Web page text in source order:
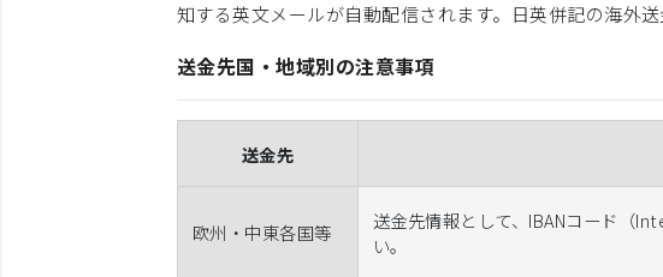
知する英文メールが自動配信されます。日英併記の海外
送金先国・地域別の注意事項
送金先
欧州・中東各国等 送金先情報として、IBANコード（
い。